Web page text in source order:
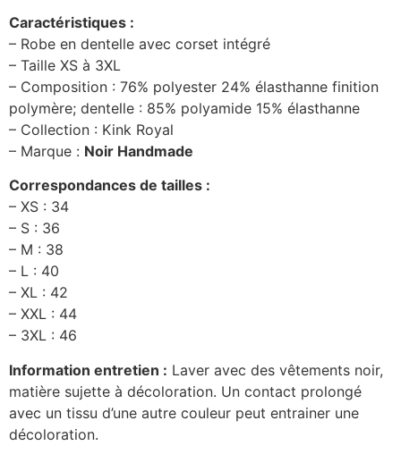
Caractéristiques :
– Robe en dentelle avec corset intégré
– Taille XS à 3XL
– Composition : 76% polyester 24% élasthanne finition
polymère; dentelle : 85% polyamide 15% élasthanne
– Collection : Kink Royal
– Marque : Noir Handmade
Correspondances de tailles :
– XS : 34
– S : 36
– M : 38
– L : 40
– XL : 42
– XXL : 44
– 3XL : 46
Information entretien : Laver avec des vêtements noir,
matière sujette à décoloration. Un contact prolongé
avec un tissu d’une autre couleur peut entrainer une
décoloration.